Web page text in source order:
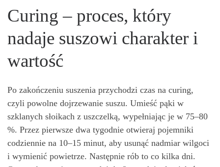
Curing – proces, który
nadaje suszowi charakter i
wartość
Po zakończeniu suszenia przychodzi czas na curing,
czyli powolne dojrzewanie suszu. Umieść pąki w
szklanych słoikach z uszczelką, wypełniając je w 75–80
%. Przez pierwsze dwa tygodnie otwieraj pojemniki
codziennie na 10–15 minut, aby usunąć nadmiar wilgoci
i wymienić powietrze. Następnie rób to co kilka dni.